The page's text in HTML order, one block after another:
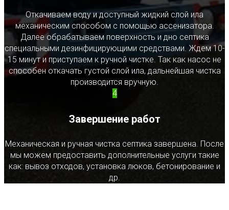
Откачиваем воду и доступный жидкий слой ила
механическим способом с помощью ассенизатора.
Далее обрабатываем поверхность и дно септика
специальными дезинфицирующими средствами. Ждем 10-
15 минут и приступаем к ручной чистке. Так как насос не
способен откачать густой слой ила, дальнейшая чистка
производится вручную.
4
Завершение работ
Механическая и ручная чистка септика завершена. После
мы можем предоставить дополнительные услуги такие
как: вывоз отходов, установка люков, бетонирование и
др.